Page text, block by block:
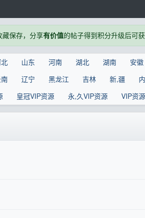
保存，分享有价值的帖子得到积分升级后可
山东 河南 湖北 湖南
安徽
辽宁 黑龙江 吉林 新,疆
皇冠VIP资源 永,久VIP资源 VIP资源